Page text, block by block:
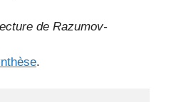
de Razumov-
.